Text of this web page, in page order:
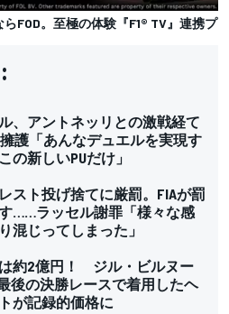
FOD。至極の体験『F1® TV』連携プ
、アントネッリとの激戦経て
護「あんなデュエルを実現す
の新しいPUだけ」
スト投げ捨てに厳罰。FIAが罰
……ラッセル謝罪「様々な感
混じってしまった」
約2億円！ ジル・ビルヌー
後の決勝レースで着用したヘ
が記録的価格に